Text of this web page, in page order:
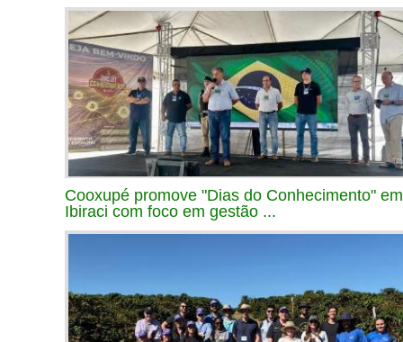
Cooxupé promove "Dias do Conhecimento" em
Ibiraci com foco em gestão ...